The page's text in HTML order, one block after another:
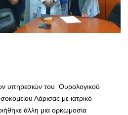
υπηρεσιών του Ουρολογικού
Λάρισας με ιατρικό
άλλη μια ορκωμοσία